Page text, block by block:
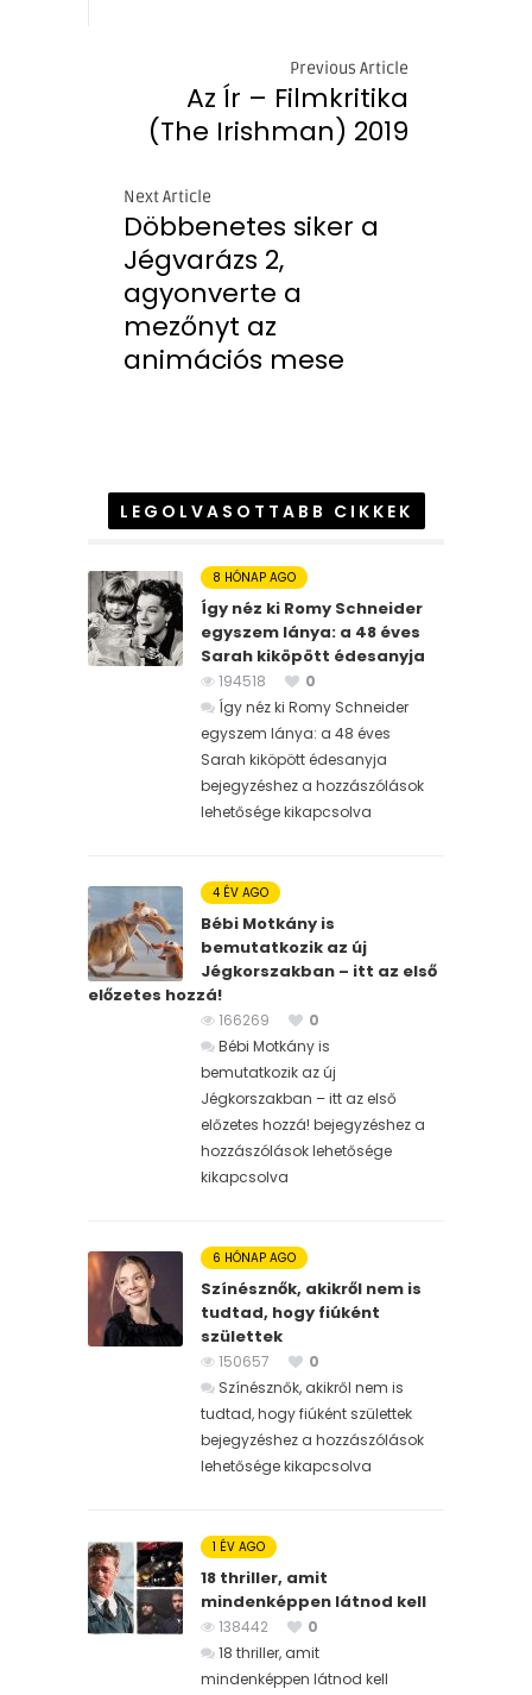
Previous Article
Az Ír – Filmkritika
(The Irishman) 2019
Next Article
Döbbenetes siker a
Jégvarázs 2,
agyonverte a
mezőnyt az
animációs mese
LEGOLVASOTTABB CIKKEK
8 HÓNAP AGO
Így néz ki Romy Schneider
egyszem lánya: a 48 éves
Sarah kiköpött édesanyja
194518
0
Így néz ki Romy Schneider
egyszem lánya: a 48 éves
Sarah kiköpött édesanyja
bejegyzéshez a hozzászólások
lehetősége kikapcsolva
4 ÉV AGO
Bébi Motkány is
bemutatkozik az új
Jégkorszakban – itt az első
előzetes hozzá!
166269
0
Bébi Motkány is
bemutatkozik az új
Jégkorszakban – itt az első
előzetes hozzá! bejegyzéshez a
hozzászólások lehetősége
kikapcsolva
6 HÓNAP AGO
Színésznők, akikről nem is
tudtad, hogy fiúként
születtek
150657
0
Színésznők, akikről nem is
tudtad, hogy fiúként születtek
bejegyzéshez a hozzászólások
lehetősége kikapcsolva
1 ÉV AGO
18 thriller, amit
mindenképpen látnod kell
138442
0
18 thriller, amit
mindenképpen látnod kell